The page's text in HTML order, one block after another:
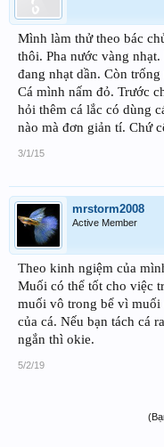
Mình làm thử theo bác
thôi. Pha nước vàng
đang nhạt dần. Còn
Cá mình nấm đỏ. Trước
hỏi thêm cá lắc có dùng
nào mà đơn giản tí. Chứ
3/1/15
mrstorm2008
Active Member
Theo kinh ngiệm của
Muối có thể tốt cho việc
muối vô trong bể vì muối
của cá. Nếu bạn tách cá
ngắn thì okie.
5/2/19